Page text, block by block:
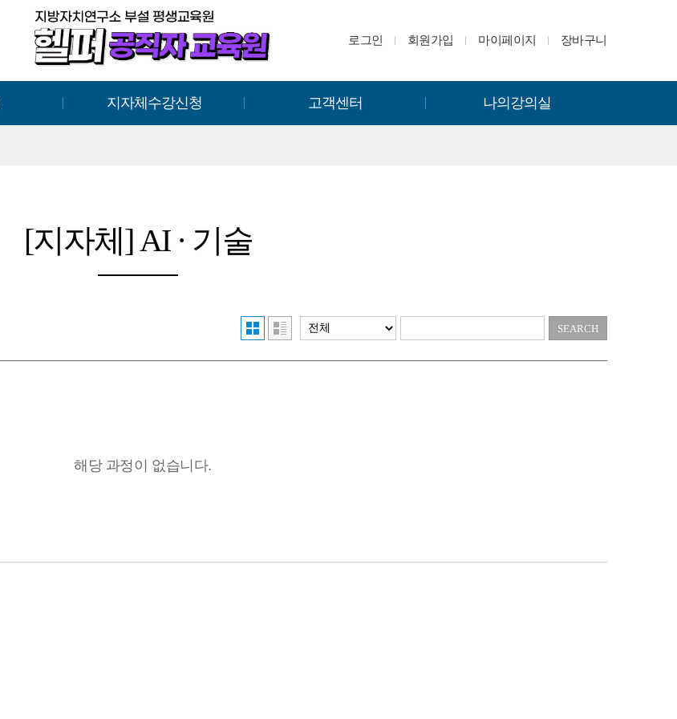
로그인 회원가입 마이페이지 장바구니
지자체수강신청 고객센터 나의강의실
[지자체] AI · 기술
해당 과정이 없습니다.